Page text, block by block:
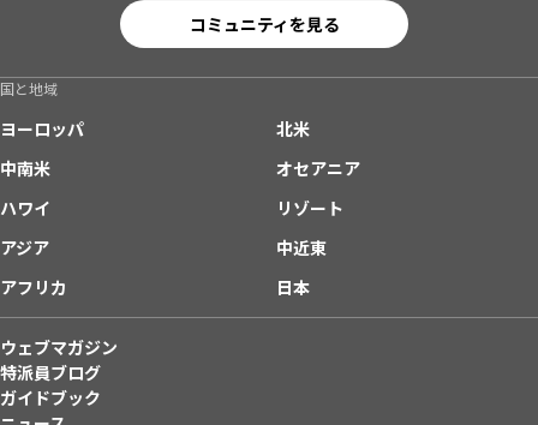
コミュニティを見る
国と地域
ヨーロッパ
北米
中南米
オセアニア
ハワイ
リゾート
アジア
中近東
アフリカ
日本
ウェブマガジン
特派員ブログ
ガイドブック